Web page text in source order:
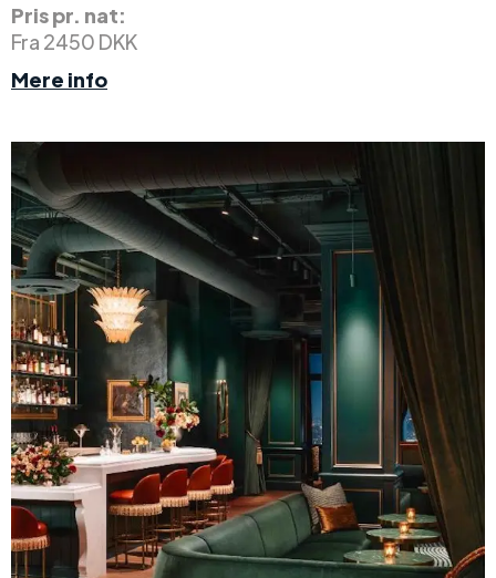
Pris pr. nat:
Fra 2450 DKK
Mere info